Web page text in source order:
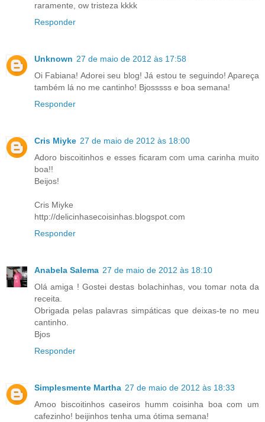
raramente, ow tristeza kkkk
Responder
Unknown 27 de maio de 2012 às 17:58
Oi Fabiana! Adorei seu blog! Já estou te seguindo! Apareça
também lá no me cantinho! Bjosssss e boa semana!
Responder
Cris Miyke 27 de maio de 2012 às 18:00
Adoro biscoitinhos e esses ficaram com uma carinha muito
boa!!
Beijos!
Cris Miyke
http://delicinhasecoisinhas.blogspot.com
Responder
Anabela Salema 27 de maio de 2012 às 18:10
Olá amiga ! Gostei destas bolachinhas, vou tomar nota da
receita.
Obrigada pelas palavras simpáticas que deixas-te no meu
cantinho.
Bjos
Responder
Simplesmente Martha 27 de maio de 2012 às 18:33
Amoo biscoitinhos caseiros humm coisinha boa com um
cafezinho! beijinhos tenha uma ótima semana!